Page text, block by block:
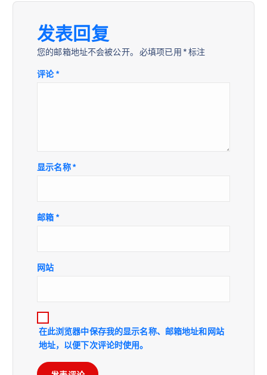
发表回复
您的邮箱地址不会被公开。 必填项已用 *标注
评论*
显示名称*
邮箱 *
网站
在此浏览器中保存我的显示名称、邮箱地址和网站
地址，以便下次评论时使用。